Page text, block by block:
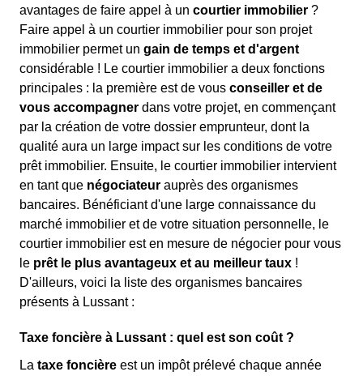
avantages de faire appel à un courtier immobilier ?
Faire appel à un courtier immobilier pour son projet
immobilier permet un gain de temps et d'argent
considérable ! Le courtier immobilier a deux fonctions
principales : la première est de vous conseiller et de
vous accompagner dans votre projet, en commençant
par la création de votre dossier emprunteur, dont la
qualité aura un large impact sur les conditions de votre
prêt immobilier. Ensuite, le courtier immobilier intervient
en tant que négociateur auprès des organismes
bancaires. Bénéficiant d'une large connaissance du
marché immobilier et de votre situation personnelle, le
courtier immobilier est en mesure de négocier pour vous
le prêt le plus avantageux et au meilleur taux !
D'ailleurs, voici la liste des organismes bancaires
présents à Lussant :
Taxe foncière à Lussant : quel est son coût ?
La taxe foncière est un impôt prélevé chaque année